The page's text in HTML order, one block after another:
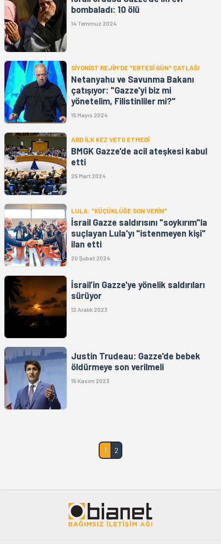
bombaladı: 10 ölü
14 Temmuz 2024
SİYONİST REJİM'DE "ERTESİ GÜN" ÇATLAĞI
Netanyahu ve Savunma Bakanı
çatışıyor: "Gazze'yi biz mi
yönetelim, Filistinliler mi?"
15 Mayıs 2024
ABD İLK KEZ VETO ETMEDİ
BMGK Gazze'de acil ateşkesi kabul
etti
25 Mart 2024
LULA: "KÜÇÜKLÜĞE SON VERİN"
İsrail Gazze saldırısını "soykırım"la
suçlayan Lula'yı "istenmeyen kişi"
ilan etti
20 Şubat 2024
İsrail’in Gazze'ye yönelik saldırıları
sürüyor
12 Aralık 2023
Justin Trudeau: Gazze'de bebek
öldürmeye son verilmeli
15 Kasım 2023
1 2